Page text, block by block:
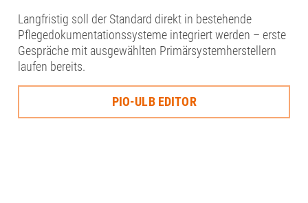
Langfristig soll der Standard direkt in bestehende
Pflegedokumentationssysteme integriert werden – erste
Gespräche mit ausgewählten Primärsystemherstellern
laufen bereits.
PIO-ULB EDITOR